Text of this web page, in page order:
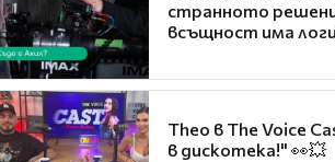
странното
всъщност има
Theo в The Voice
в дискотека!" 👀💥